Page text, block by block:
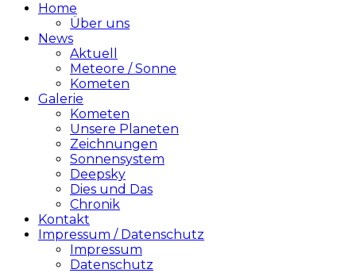
Home
Über uns
News
Aktuell
Meteore / Sonne
Kometen
Galerie
Kometen
Unsere Planeten
Zeichnungen
Sonnensystem
Deepsky
Dies und Das
Chronik
Kontakt
Impressum / Datenschutz
Impressum
Datenschutz